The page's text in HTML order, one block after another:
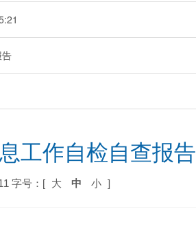
工作自检自查报告
字号：[ 大 中 小 ]